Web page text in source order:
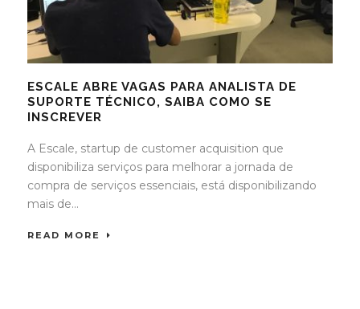
ESCALE ABRE VAGAS PARA ANALISTA DE
SUPORTE TÉCNICO, SAIBA COMO SE
INSCREVER
A Escale, startup de customer acquisition que
disponibiliza serviços para melhorar a jornada de
compra de serviços essenciais, está disponibilizando
mais de...
READ MORE